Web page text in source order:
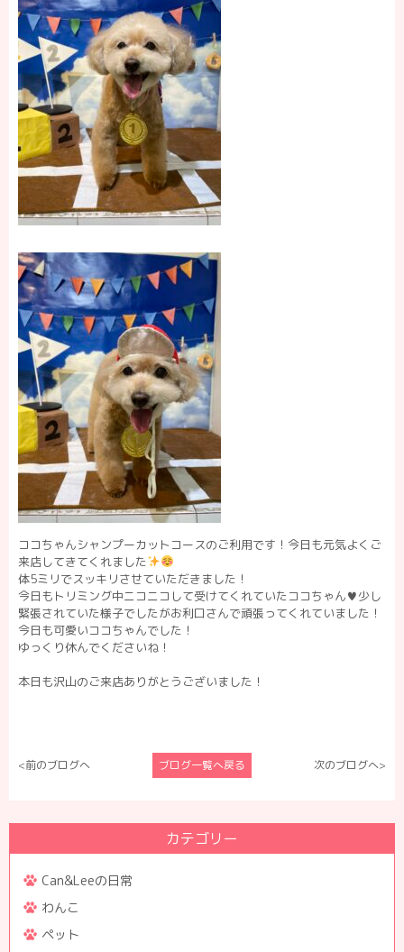
ココちゃんシャンプーカットコースのご利用です！今日も元気よくご
来店してきてくれました
体5ミリでスッキリさせていただきました！
今日もトリミング中ニコニコして受けてくれていたココちゃん♥️少し
緊張されていた様子でしたがお利口さんで頑張ってくれていました！
今日も可愛いココちゃんでした！
ゆっくり休んでくださいね！
本日も沢山のご来店ありがとうございました！
<前のブログへ ブログ一覧へ戻る 次のブログへ>
カテゴリー
Can&Leeの日常
わんこ
ペット